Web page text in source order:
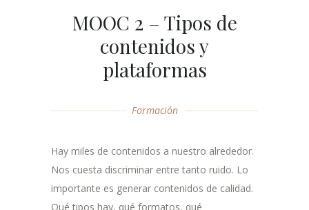
MOOC 2 – Tipos de
contenidos y
plataformas
Formación
Hay miles de contenidos a nuestro alrededor.
Nos cuesta discriminar entre tanto ruido. Lo
importante es generar contenidos de calidad.
Qué tipos hay, qué formatos, qué